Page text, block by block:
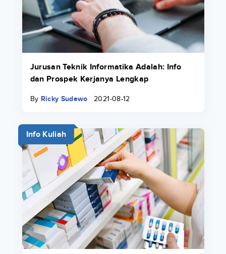
Jurusan Teknik Informatika Adalah: Info
dan Prospek Kerjanya Lengkap
By Ricky Sudewo 2021-08-12
Info Kuliah